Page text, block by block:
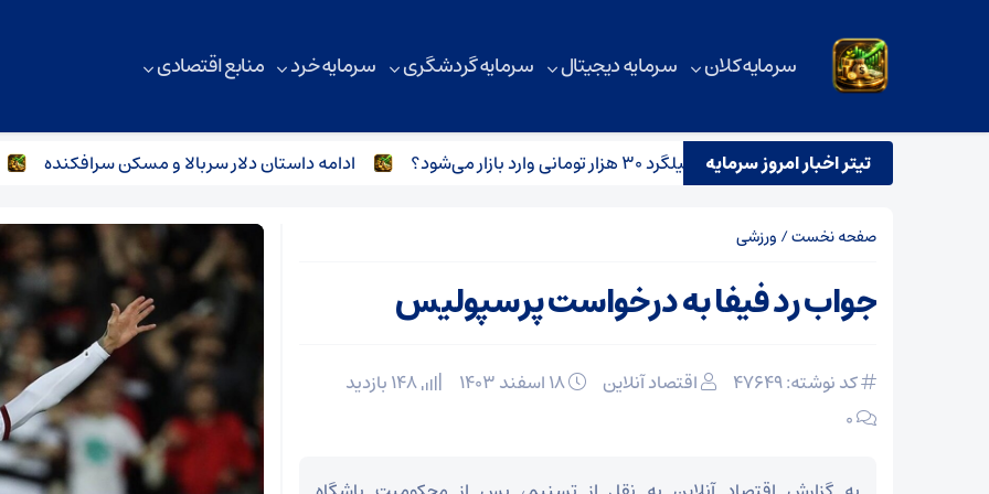
سرمایه کلان سرمایه دیجیتال سرمایه گردشگری سرمایه خرد منابع اقتصادی
تیتر اخبار امروز سرمایه
در روزهای پرتنش خاورمیانه میلگرد ۳۰ هزار تومانی وارد بازار می‌شود؟ ادامه داستان دلار سربالا و مسکن سرافکنده
صفحه نخست/ ورزشی
جواب رد فیفا به درخواست پرسپولیس
کد نوشته: 47649 اقتصاد آنلاین
۰